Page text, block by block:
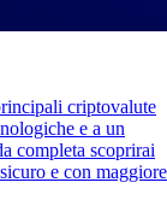
criptovalute
e a un
completa scoprirai
e con maggiore